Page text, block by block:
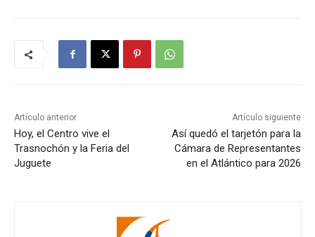
Artículo anterior
Hoy, el Centro vive el
Trasnochón y la Feria del
Juguete
Artículo siguiente
Así quedó el tarjetón para la
Cámara de Representantes
en el Atlántico para 2026